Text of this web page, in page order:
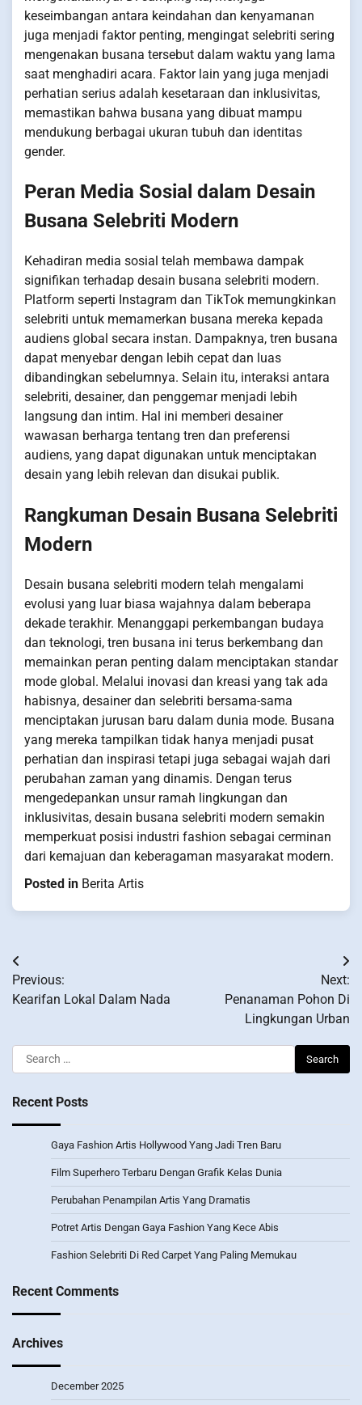
keseimbangan antara keindahan dan kenyamanan
juga menjadi faktor penting, mengingat selebriti sering
mengenakan busana tersebut dalam waktu yang lama
saat menghadiri acara. Faktor lain yang juga menjadi
perhatian serius adalah kesetaraan dan inklusivitas,
memastikan bahwa busana yang dibuat mampu
mendukung berbagai ukuran tubuh dan identitas
gender.
Peran Media Sosial dalam Desain
Busana Selebriti Modern
Kehadiran media sosial telah membawa dampak
signifikan terhadap desain busana selebriti modern.
Platform seperti Instagram dan TikTok memungkinkan
selebriti untuk memamerkan busana mereka kepada
audiens global secara instan. Dampaknya, tren busana
dapat menyebar dengan lebih cepat dan luas
dibandingkan sebelumnya. Selain itu, interaksi antara
selebriti, desainer, dan penggemar menjadi lebih
langsung dan intim. Hal ini memberi desainer
wawasan berharga tentang tren dan preferensi
audiens, yang dapat digunakan untuk menciptakan
desain yang lebih relevan dan disukai publik.
Rangkuman Desain Busana Selebriti
Modern
Desain busana selebriti modern telah mengalami
evolusi yang luar biasa wajahnya dalam beberapa
dekade terakhir. Menanggapi perkembangan budaya
dan teknologi, tren busana ini terus berkembang dan
memainkan peran penting dalam menciptakan standar
mode global. Melalui inovasi dan kreasi yang tak ada
habisnya, desainer dan selebriti bersama-sama
menciptakan jurusan baru dalam dunia mode. Busana
yang mereka tampilkan tidak hanya menjadi pusat
perhatian dan inspirasi tetapi juga sebagai wajah dari
perubahan zaman yang dinamis. Dengan terus
mengedepankan unsur ramah lingkungan dan
inklusivitas, desain busana selebriti modern semakin
memperkuat posisi industri fashion sebagai cerminan
dari kemajuan dan keberagaman masyarakat modern.
Posted in Berita Artis
Post
navigation
Previous:
Kearifan Lokal Dalam Nada
Next:
Penanaman Pohon Di
Lingkungan Urban
Search
for:
Recent Posts
Gaya Fashion Artis Hollywood Yang Jadi Tren Baru
Film Superhero Terbaru Dengan Grafik Kelas Dunia
Perubahan Penampilan Artis Yang Dramatis
Potret Artis Dengan Gaya Fashion Yang Kece Abis
Fashion Selebriti Di Red Carpet Yang Paling Memukau
Recent Comments
Archives
December 2025